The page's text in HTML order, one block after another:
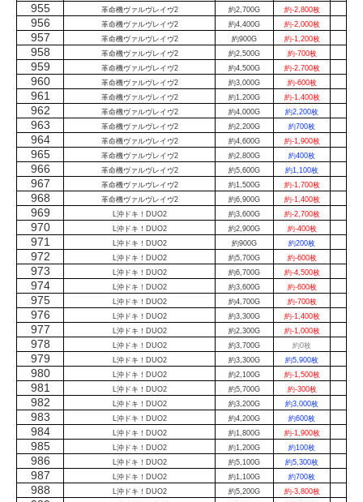
955
革命機ヴァルヴレイヴ2 約2,700G 約-2,800枚
956 革命機ヴァルヴレイヴ2 約4,400G 約-2,000枚
957 革命機ヴァルヴレイヴ2 約900G 約-1,200枚
958 革命機ヴァルヴレイヴ2 約2,500G 約-700枚
959 革命機ヴァルヴレイヴ2 約4,500G 約-2,700枚
960 革命機ヴァルヴレイヴ2 約3,000G 約-600枚
961 革命機ヴァルヴレイヴ2 約1,200G 約-1,400枚
962 革命機ヴァルヴレイヴ2 約4,000G 約2,200枚
963 革命機ヴァルヴレイヴ2 約2,200G 約700枚
964 革命機ヴァルヴレイヴ2 約4,600G 約-1,900枚
965 革命機ヴァルヴレイヴ2 約2,800G 約400枚
966 革命機ヴァルヴレイヴ2 約5,600G 約1,100枚
967 革命機ヴァルヴレイヴ2 約1,500G 約-1,700枚
968 革命機ヴァルヴレイヴ2 約6,900G 約-1,400枚
969 L沖ドキ！DUO2 約3,600G 約-2,700枚
970 L沖ドキ！DUO2 約2,900G 約-400枚
971 L沖ドキ！DUO2 約900G 約200枚
972 L沖ドキ！DUO2 約5,700G 約-600枚
973 L沖ドキ！DUO2 約6,700G 約-4,500枚
974 L沖ドキ！DUO2 約3,600G 約-600枚
975 L沖ドキ！DUO2 約4,700G 約-700枚
976 L沖ドキ！DUO2 約3,300G 約-1,400枚
977 L沖ドキ！DUO2 約2,300G 約-1,000枚
978 L沖ドキ！DUO2 約3,700G 約0枚
979 L沖ドキ！DUO2 約3,300G 約5,900枚
980 L沖ドキ！DUO2 約2,100G 約-1,500枚
981 L沖ドキ！DUO2 約5,700G 約-300枚
982 L沖ドキ！DUO2 約3,200G 約3,000枚
983 L沖ドキ！DUO2 約4,200G 約600枚
984 L沖ドキ！DUO2 約1,800G 約-1,900枚
985 L沖ドキ！DUO2 約1,200G 約100枚
986 L沖ドキ！DUO2 約5,100G 約5,300枚
987 L沖ドキ！DUO2 約1,100G 約700枚
988 L沖ドキ！DUO2 約5,200G 約-3,800枚